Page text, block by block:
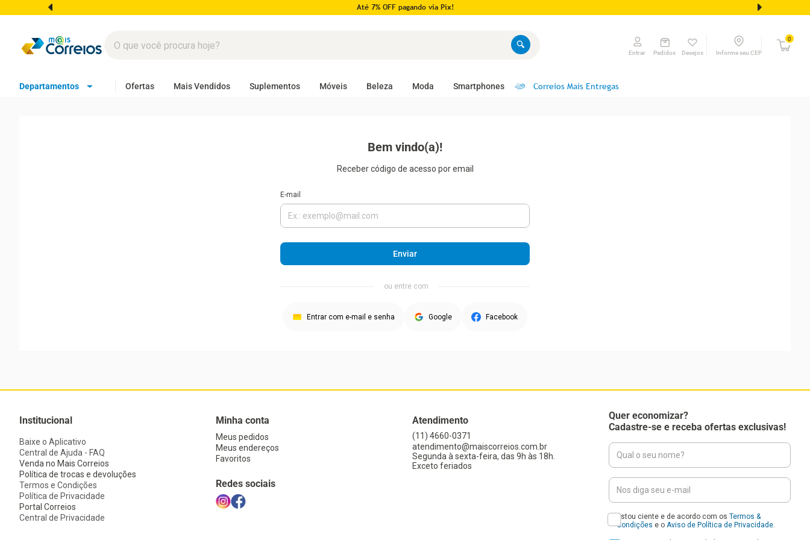
Até 7% OFF pagando via Pix!
Entrar Pedidos Desejos Informe seu CEP
0
Departamentos Ofertas Mais Vendidos Suplementos Móveis Beleza Moda Smartphones Correios Mais Entregas
Receber código de acesso por email
Enviar
Institucional
Baixe o Aplicativo
Central de Ajuda - FAQ
Venda no Mais Correios
Política de trocas e devoluções
Termos e Condições
Política de Privacidade
Portal Correios
Central de Privacidade
Minha conta
Meus pedidos
Meus endereços
Favoritos
Redes sociais
Atendimento
(11) 4660-0371
atendimento@maiscorreios.com.br
Segunda à sexta-feira, das 9h às 18h.
Exceto feriados
Quer economizar?
Cadastre-se e receba ofertas exclusivas!
Estou ciente e de acordo com os Termos &
Condições e o Aviso de Política de Privacidade.